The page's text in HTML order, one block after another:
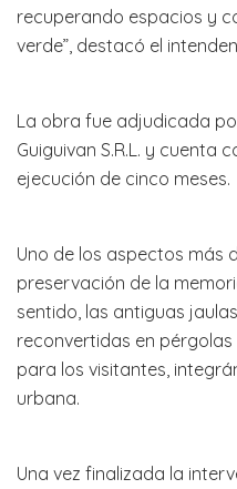
recuperando espacios y
verde”, destacó el
La obra fue adjudicada
Guiguivan S.R.L. y cuenta
ejecución de cinco meses.
Uno de los aspectos más
preservación de la
sentido, las antiguas
reconvertidas en
para los visitantes,
urbana.
Una vez finalizada la